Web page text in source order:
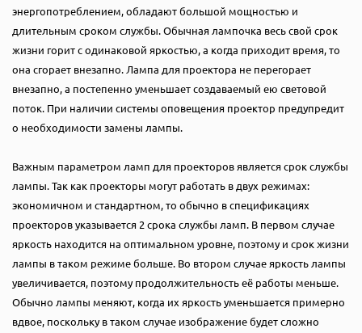
энергопотреблением, обладают большой мощностью и
длительным сроком службы. Обычная лампочка весь свой срок
жизни горит с одинаковой яркостью, а когда приходит время, то
она сгорает внезапно. Лампа для проектора не перегорает
внезапно, а постепенно уменьшает создаваемый ею световой
поток. При наличии системы оповещения проектор предупредит
о необходимости замены лампы.
Важным параметром ламп для проекторов является срок службы
лампы. Так как проекторы могут работать в двух режимах:
экономичном и стандартном, то обычно в спецификациях
проекторов указывается 2 срока службы ламп. В первом случае
яркость находится на оптимальном уровне, поэтому и срок жизни
лампы в таком режиме больше. Во втором случае яркость лампы
увеличивается, поэтому продолжительность её работы меньше.
Обычно лампы меняют, когда их яркость уменьшается примерно
вдвое, поскольку в таком случае изображение будет сложно